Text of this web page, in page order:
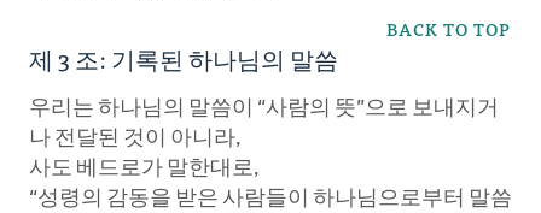
BACK TO TOP
제 3 조: 기록된 하나님의 말씀
우리는 하나님의 말씀이 “사람의 뜻”으로 보내지거
나 전달된 것이 아니라,
사도 베드로가 말한대로,
“성령의 감동을 받은 사람들이 하나님으로부터 말씀